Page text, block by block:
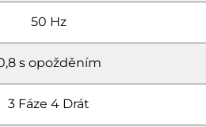
50 Hz
s opožděním
3 Fáze 4 Drát